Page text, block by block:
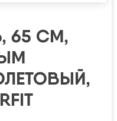
65 СМ,